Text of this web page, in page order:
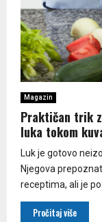
Magazin
Praktičan trik
luka tokom
Luk je gotovo
Njegova
receptima, ali je
Pročitaj više